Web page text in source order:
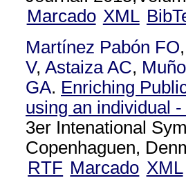
Marcado XML
Martínez Pabón FO,
V, Astaiza AC,
GA. Enriching
using an individual
3er Intenational
Copenhaguen,
RTF Marcado XML